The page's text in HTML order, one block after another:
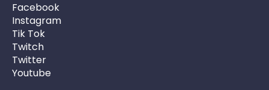
Facebook
Instagram
Tik Tok
Twitch
Twitter
Youtube